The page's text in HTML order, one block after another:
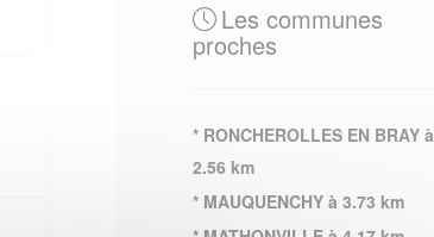
Les communes
proches
* RONCHEROLLES EN BRAY à
2.56 km
* MAUQUENCHY à 3.73 km